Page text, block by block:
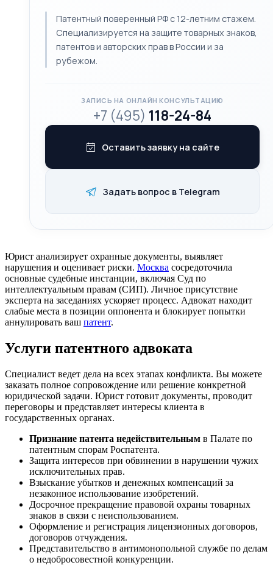
Патентный поверенный РФ с 12-летним стажем.
Специализируется на защите товарных знаков,
патентов и авторских прав в России и за
рубежом.
ЗАПИСЬ НА ОНЛАЙН КОНСУЛЬТАЦИЮ
+7 (495) 118-24-84
Оставить заявку на сайте
Задать вопрос в Telegram
Юрист анализирует охранные документы, выявляет
нарушения и оценивает риски. Москва сосредоточила
основные судебные инстанции, включая Суд по
интеллектуальным правам (СИП). Личное присутствие
эксперта на заседаниях ускоряет процесс. Адвокат находит
слабые места в позиции оппонента и блокирует попытки
аннулировать ваш патент.
Услуги патентного адвоката
Специалист ведет дела на всех этапах конфликта. Вы можете
заказать полное сопровождение или решение конкретной
юридической задачи. Юрист готовит документы, проводит
переговоры и представляет интересы клиента в
государственных органах.
Признание патента недействительным в Палате по
патентным спорам Роспатента.
Защита интересов при обвинении в нарушении чужих
исключительных прав.
Взыскание убытков и денежных компенсаций за
незаконное использование изобретений.
Досрочное прекращение правовой охраны товарных
знаков в связи с неиспользованием.
Оформление и регистрация лицензионных договоров,
договоров отчуждения.
Представительство в антимонопольной службе по делам
о недобросовестной конкуренции.